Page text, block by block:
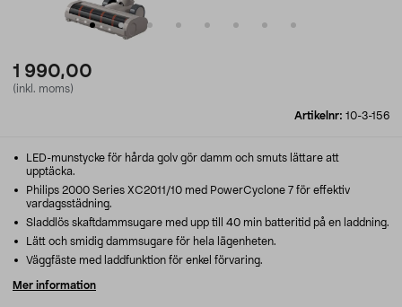
1 990,00
(inkl. moms)
Artikelnr: 10-3-156
LED-munstycke för hårda golv gör damm och smuts lättare att
upptäcka.
Philips 2000 Series XC2011/10 med PowerCyclone 7 för effektiv
vardagsstädning.
Sladdlös skaftdammsugare med upp till 40 min batteritid på en laddning.
Lätt och smidig dammsugare för hela lägenheten.
Väggfäste med laddfunktion för enkel förvaring.
Mer information